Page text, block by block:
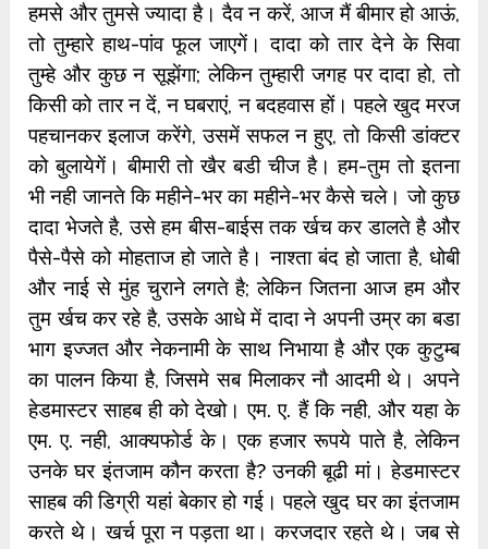
हमसे और तुमसे ज्‍यादा है। दैव न करें, आज मैं बीमार हो आऊं,
तो तुम्‍हारे हाथ-पांव फूल जाएगें। दादा को तार देने के सिवा
तुम्‍हे और कुछ न सूझेंगा; लेकिन तुम्‍हारी जगह पर दादा हो, तो
किसी को तार न दें, न घबराएं, न बदहवास हों। पहले खुद मरज
पहचानकर इलाज करेंगे, उसमें सफल न हुए, तो किसी डांक्‍टर
को बुलायेगें। बीमारी तो खैर बडी चीज है। हम-तुम तो इतना
भी नही जानते कि महीने-भर का महीने-भर कैसे चले। जो कुछ
दादा भेजते है, उसे हम बीस-बाईस तक र्खच कर डालते है और
पैसे-पैसे को मोहताज हो जाते है। नाश्‍ता बंद हो जाता है, धोबी
और नाई से मुंह चुराने लगते है; लेकिन जितना आज हम और
तुम र्खच कर रहे है, उसके आधे में दादा ने अपनी उम्र का बडा
भाग इज्‍जत और नेकनामी के साथ निभाया है और एक कुटुम्‍ब
का पालन किया है, जिसमे सब मिलाकर नौ आदमी थे। अपने
हेडमास्‍टर साहब ही को देखो। एम. ए. हैं कि नही, और यहा के
एम. ए. नही, आक्‍यफोर्ड के। एक हजार रूपये पाते है, लेकिन
उनके घर इंतजाम कौन करता है? उनकी बूढी मां। हेडमास्‍टर
साहब की डिग्री यहां बेकार हो गई। पहले खुद घर का इंतजाम
करते थे। खर्च पूरा न पड़ता था। करजदार रहते थे। जब से